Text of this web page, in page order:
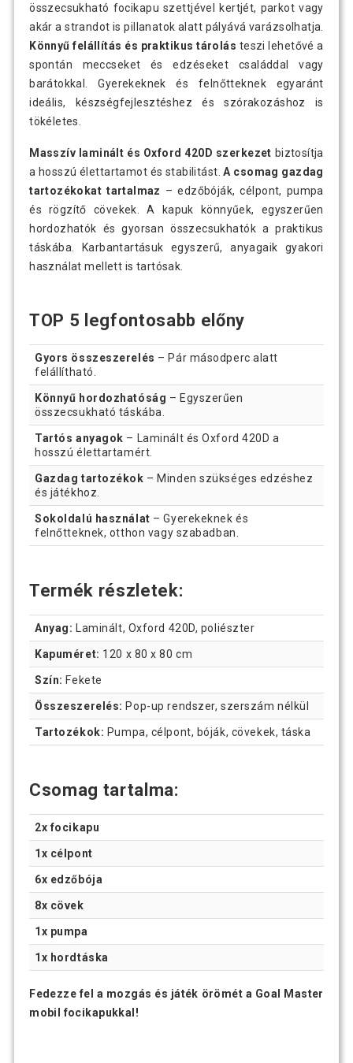
összecsukható focikapu szettjével kertjét, parkot vagy
akár a strandot is pillanatok alatt pályává varázsolhatja.
Könnyű felállítás és praktikus tárolás teszi lehetővé a
spontán meccseket és edzéseket családdal vagy
barátokkal. Gyerekeknek és felnőtteknek egyaránt
ideális, készségfejlesztéshez és szórakozáshoz is
tökéletes.
Masszív laminált és Oxford 420D szerkezet biztosítja
a hosszú élettartamot és stabilitást.A csomag gazdag
tartozékokat tartalmaz – edzőbóják, célpont, pumpa
és rögzítő cövekek. A kapuk könnyűek, egyszerűen
hordozhatók és gyorsan összecsukhatók a praktikus
táskába. Karbantartásuk egyszerű, anyagaik gyakori
használat mellett is tartósak.
TOP 5 legfontosabb előny
Gyors összeszerelés – Pár másodperc alatt
felállítható.
Könnyű hordozhatóság – Egyszerűen
összecsukható táskába.
Tartós anyagok – Laminált és Oxford 420D a
hosszú élettartamért.
Gazdag tartozékok – Minden szükséges edzéshez
és játékhoz.
Sokoldalú használat – Gyerekeknek és
felnőtteknek, otthon vagy szabadban.
Termék részletek:
Anyag: Laminált, Oxford 420D, poliészter
Kapuméret: 120 x 80 x 80 cm
Szín: Fekete
Összeszerelés: Pop-up rendszer, szerszám nélkül
Tartozékok: Pumpa, célpont, bóják, cövekek, táska
Csomag tartalma:
2x focikapu
1x célpont
6x edzőbója
8x cövek
1x pumpa
1x hordtáska
Fedezze fel a mozgás és játék örömét a Goal Master
mobil focikapukkal!